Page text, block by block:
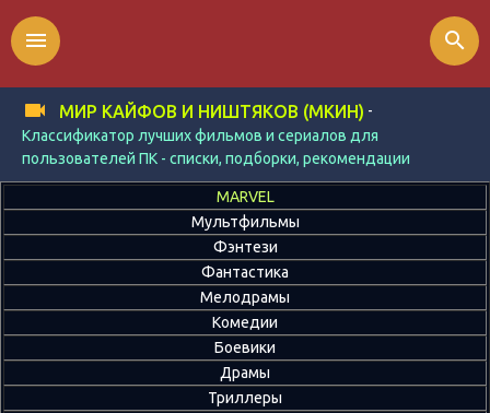
МИР КАЙФОВ И НИШТЯКОВ (МКИН) -
Классификатор лучших фильмов и сериалов для
пользователей ПК - списки, подборки, рекомендации
menu search
MARVEL
Мультфильмы
Фэнтези
Фантастика
Мелодрамы
Комедии
Боевики
Драмы
Триллеры